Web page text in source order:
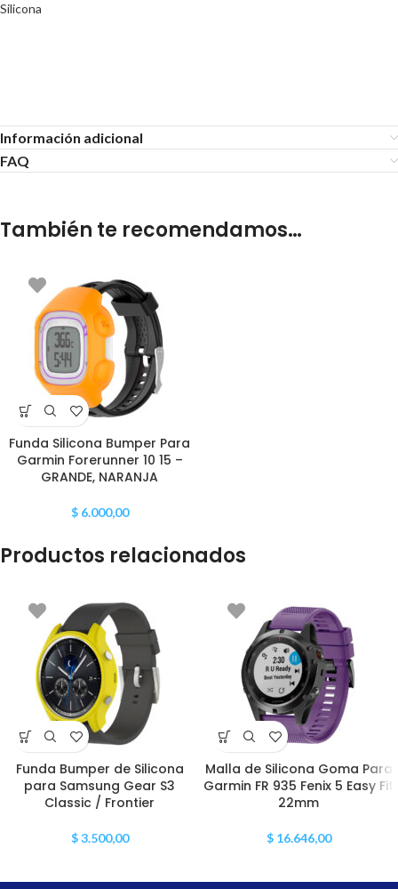
Silicona
Información adicional
FAQ
También te recomendamos…
Funda Silicona Bumper Para
Garmin Forerunner 10 15 –
GRANDE, NARANJA
$6.000,00
Productos relacionados
Funda Bumper de Silicona
para Samsung Gear S3
Classic / Frontier
$3.500,00
Malla de Silicona Goma Para
Garmin FR 935 Fenix 5 Easy Fit
22mm
$16.646,00